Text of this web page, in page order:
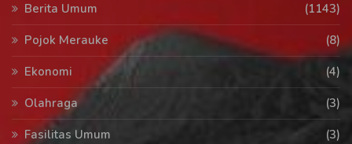
Berita Umum
(1143)
Pojok Merauke
(8)
Ekonomi
(4)
Olahraga
(3)
Fasilitas Umum
(3)